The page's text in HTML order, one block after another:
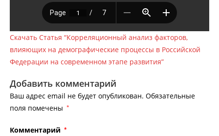
Скачать Статья “Корреляционный анализ факторов,
влияющих на демографические процессы в Российской
Федерации на современном этапе развития”
Добавить комментарий
Ваш адрес email не будет опубликован. Обязательные
поля помечены *
Комментарий *